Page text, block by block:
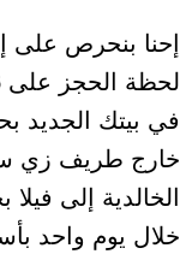
إحنا بنحرص
لحظة الحجز على
في بيتك الجديد
خارج طريف زي
الخالدية إلى